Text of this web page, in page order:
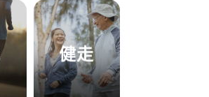
健走